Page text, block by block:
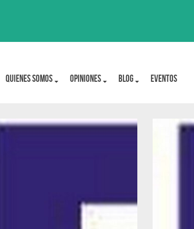
Quienes Somos OPINIONES BLOG Eventos